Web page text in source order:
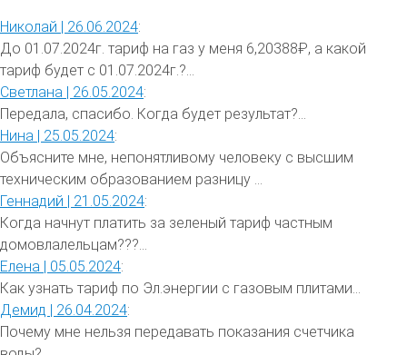
Николай | 26.06.2024:
До 01.07.2024г. тариф на газ у меня 6,20388₽, а какой
тариф будет с 01.07.2024г.?...
Светлана | 26.05.2024:
Передала, спасибо. Когда будет результат?...
Нина | 25.05.2024:
Объясните мне, непонятливому человеку с высшим
техническим образованием разницу ...
Геннадий | 21.05.2024:
Когда начнут платить за зеленый тариф частным
домовлалельцам???...
Елена | 05.05.2024:
Как узнать тариф по Эл.энергии с газовым плитами...
Демид | 26.04.2024:
Почему мне нельзя передавать показания счетчика